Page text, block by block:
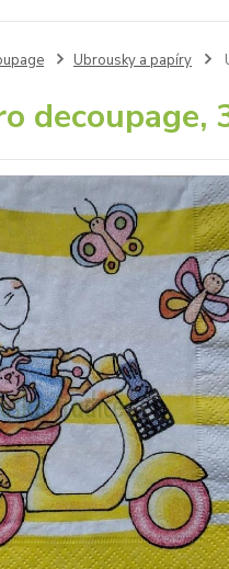
Ubrousky a papíry